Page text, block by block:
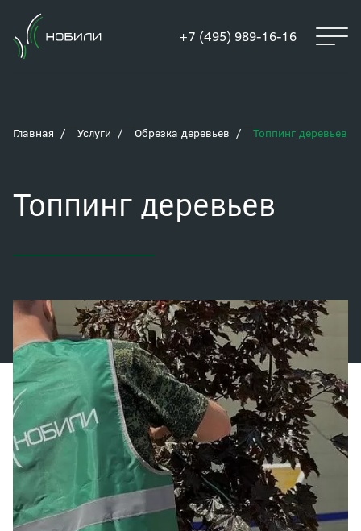
+7 (495) 989-16-16
Главная Услуги Обрезка деревьев Топпинг деревьев
Топпинг деревьев